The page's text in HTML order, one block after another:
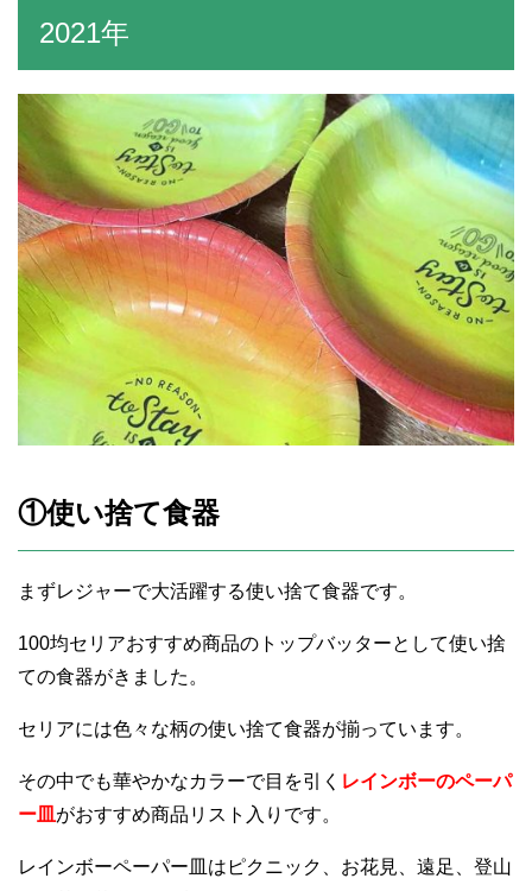
2021年
①使い捨て食器
まずレジャーで大活躍する使い捨て食器です。
100均セリアおすすめ商品のトップバッターとして使い捨
ての食器がきました。
セリアには色々な柄の使い捨て食器が揃っています。
その中でも華やかなカラーで目を引く レインボーのペーパ
ー皿 がおすすめ商品リスト入りです。
レインボーペーパー皿はピクニック、お花見、遠足、登山